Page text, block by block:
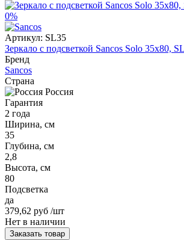
0%
Артикул: SL35
Зеркало с подсветкой Sancos Solo 35x80,
Бренд
Sancos
Страна
Россия
Гарантия
2 года
Ширина, см
35
Глубина, см
2,8
Высота, см
80
Подсветка
да
379,62 руб /шт
Нет в наличии
Заказать товар